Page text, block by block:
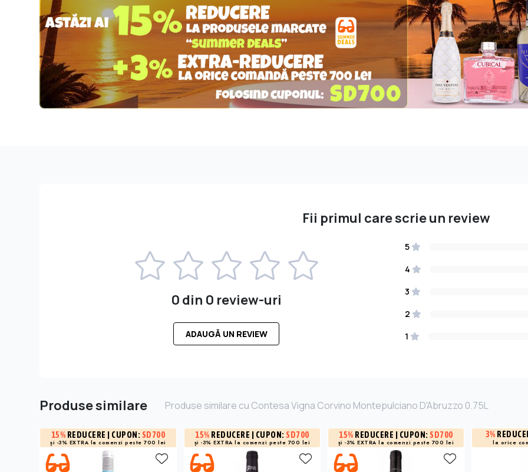
Fii primul care scrie un review
0 din 0 review-uri
ADAUGĂ UN REVIEW
5
4
3
2
1
Produse similare Produse similare cu Contesa Vigna Corvino Montepulciano D'Abruzzo 0.75L
15% REDUCERE | CUPON: SD700
și -3% EXTRA la comenzi peste 700 lei
15% REDUCERE | CUPON:SD700
și -3% EXTRA la comenzi peste 700 lei
15% REDUCERE | CUPON:SD700
și -3% EXTRA la comenzi peste 700 lei
3%
la orice